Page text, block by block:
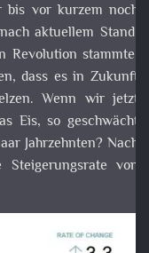
passiert dann in ein
Daten haben wir